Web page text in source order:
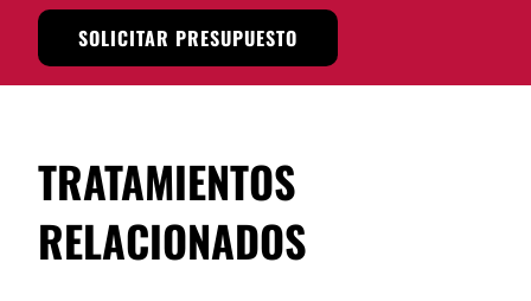
Posibilidad de videoconsulta:
No
No
SOLICITAR PRESUPUESTO
TRATAMIENTOS
RELACIONADOS